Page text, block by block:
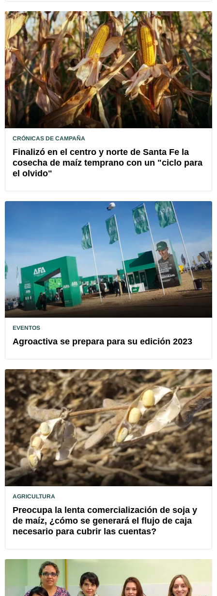
CRÓNICAS DE CAMPAÑA
Finalizó en el centro y norte de Santa Fe la
cosecha de maíz temprano con un "ciclo para
el olvido"
EVENTOS
Agroactiva se prepara para su edición 2023
AGRICULTURA
Preocupa la lenta comercialización de soja y
de maíz, ¿cómo se generará el flujo de caja
necesario para cubrir las cuentas?